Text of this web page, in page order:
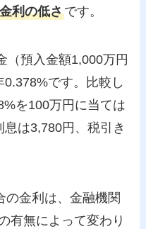
金利の低さです。
（預入金額1,000万円
です。比較し
を100万円に当ては
は3,780円、税引き
の金利は、金融機関
有無によって変わり